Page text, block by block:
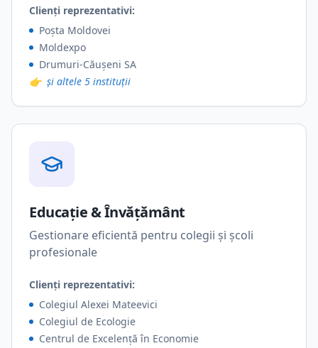
Clienți reprezentativi:
Poșta Moldovei
Moldexpo
Drumuri-Căușeni SA
👉 și altele 5 instituții
Educație & Învățământ
Gestionare eficientă pentru colegii și școli
profesionale
Clienți reprezentativi:
Colegiul Alexei Mateevici
Colegiul de Ecologie
Centrul de Excelență în Economie